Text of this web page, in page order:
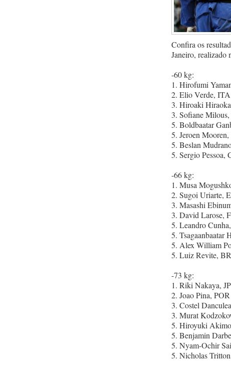
Confira os
Janeiro, realizado
-60 kg:
1. Hirofumi
2. Elio Verde, ITA
3. Hiroaki
3. Sofiane
5. Boldbaatar
5. Jeroen
5. Beslan
5. Sergio Pessoa,
-66 kg:
1. Musa
2. Sugoi Uriarte,
3. Masashi
3. David Larose,
5. Leandro
5. Tsagaanbaatar
5. Alex William
5. Luiz Revite,
-73 kg:
1. Riki Nakaya,
2. Joao Pina, POR
3. Costel
3. Murat
5. Hiroyuki
5. Benjamin
5. Nyam-Ochir
5. Nicholas